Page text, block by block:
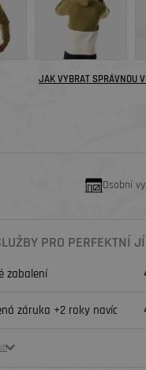
JAK VYBRAT SPRÁVNOU
Osobní
PRO PERFEKTNÍ
zabalení
záruka +2 roky navíc